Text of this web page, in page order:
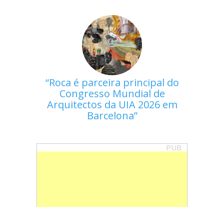
Roca é parceira principal do
Congresso Mundial de
Arquitectos da UIA 2026 em
Barcelona
PUB